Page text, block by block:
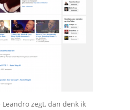
Leandro zegt, dan denk ik